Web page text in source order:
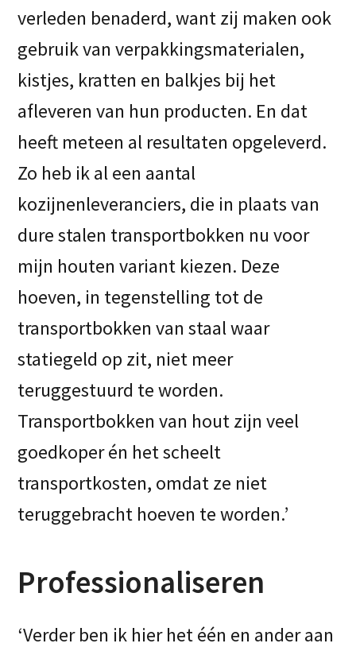
verleden benaderd, want zij maken ook
gebruik van verpakkingsmaterialen,
kistjes, kratten en balkjes bij het
afleveren van hun producten. En dat
heeft meteen al resultaten opgeleverd.
Zo heb ik al een aantal
kozijnenleveranciers, die in plaats van
dure stalen transportbokken nu voor
mijn houten variant kiezen. Deze
hoeven, in tegenstelling tot de
transportbokken van staal waar
statiegeld op zit, niet meer
teruggestuurd te worden.
Transportbokken van hout zijn veel
goedkoper én het scheelt
transportkosten, omdat ze niet
teruggebracht hoeven te worden.’
Professionaliseren
‘Verder ben ik hier het één en ander aan